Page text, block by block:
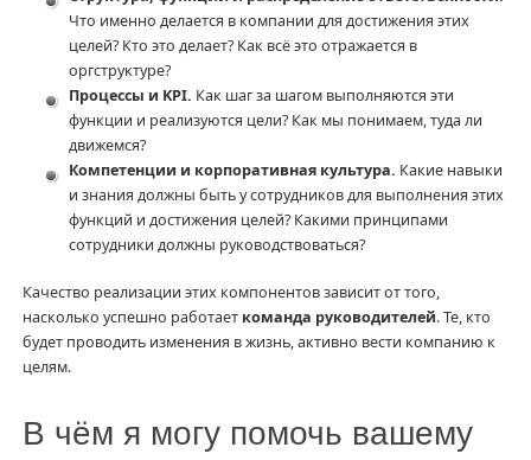
Что именно делается в компании для достижения этих
целей? Кто это делает? Как всё это отражается в
оргструктуре?
Процессы и KPI. Как шаг за шагом выполняются эти
функции и реализуются цели? Как мы понимаем, туда ли
движемся?
Компетенции и корпоративная культура. Какие навыки
и знания должны быть у сотрудников для выполнения этих
функций и достижения целей? Какими принципами
сотрудники должны руководствоваться?
Качество реализации этих компонентов зависит от того,
насколько успешно работает команда руководителей. Те, кто
будет проводить изменения в жизнь, активно вести компанию к
целям.
В чём я могу помочь вашему